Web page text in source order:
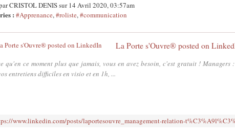
CRISTOL DENIS sur 14 Avril 2020, 03:57am
: #Apprenance,#roliste,#communication
La Porte s'Ouvre® posted on
qu'en ce moment plus que jamais, vous en avez besoin, c'est gratuit ! Managers
entretiens difficiles en visio et en 1h, ...